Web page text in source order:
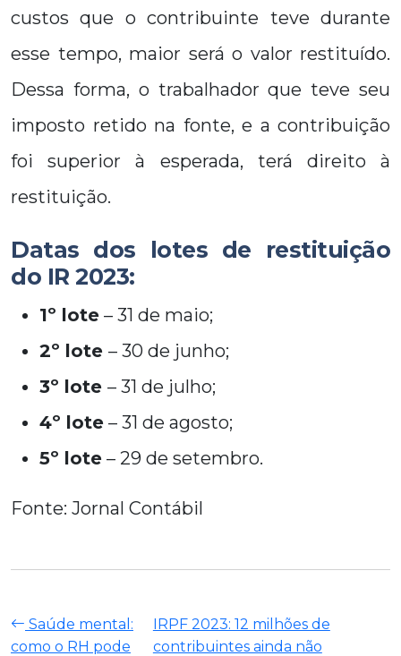
custos que o contribuinte teve durante
esse tempo, maior será o valor restituído.
Dessa forma, o trabalhador que teve seu
imposto retido na fonte, e a contribuição
foi superior à esperada, terá direito à
restituição.
Datas dos lotes de restituição
do IR 2023:
1º lote – 31 de maio;
2º lote – 30 de junho;
3º lote – 31 de julho;
4º lote – 31 de agosto;
5º lote – 29 de setembro.
Fonte: Jornal Contábil
Saúde mental:
como o RH pode
IRPF 2023: 12 milhões de
contribuintes ainda não